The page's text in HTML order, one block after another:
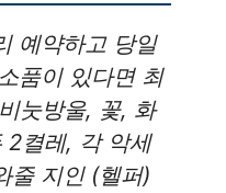
예약하고 당일
품이 있다면 최
눗방울, 꽃, 화
2켤레, 각 악세
줄 지인 (헬퍼)